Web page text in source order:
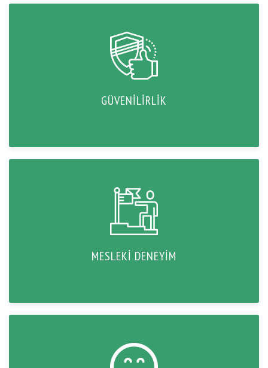
GÜVENILIRLIK
MESLEKI DENEYIM